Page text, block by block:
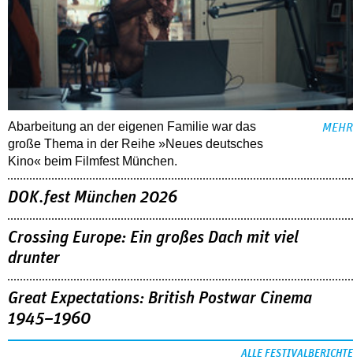
Abarbeitung an der eigenen Familie war das
große Thema in der Reihe »Neues deutsches
Kino« beim Filmfest München.
MEHR
DOK.fest München 2026
Crossing Europe: Ein großes Dach mit viel
drunter
Great Expectations: British Postwar Cinema
1945–1960
ALLE FESTIVALBERICHTE